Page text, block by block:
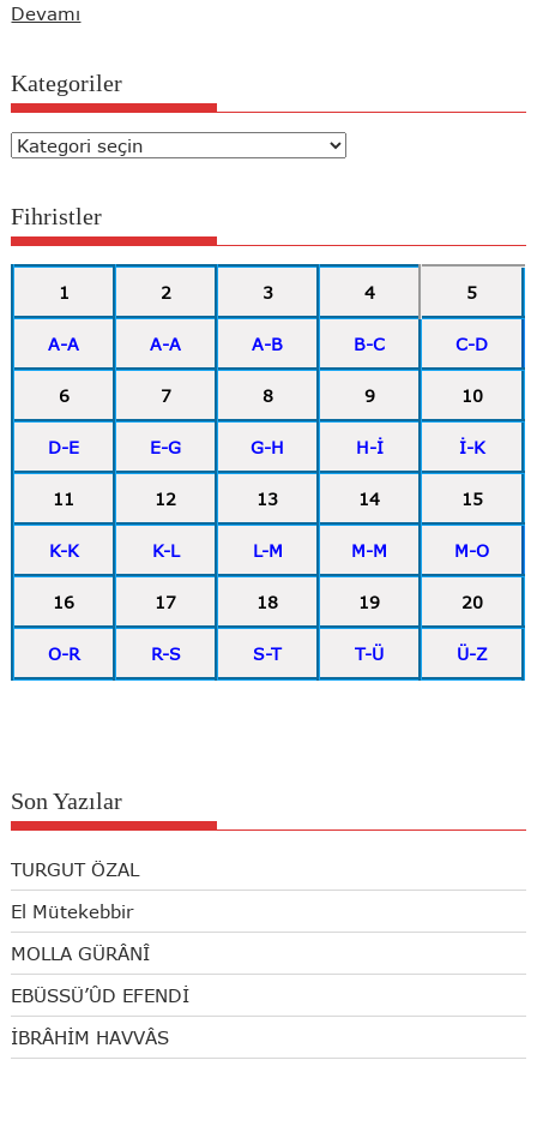
Devamı
Kategoriler
Kategoriler
Fihristler
1 2 3 4 5
A-A A-A A-B B-C C-D
6 7 8 9 10
D-E E-G G-H H-İ İ-K
11 12 13 14 15
K-K K-L L-M M-M M-O
16 17 18 19 20
O-R R-S S-T T-Ü Ü-Z
Son Yazılar
TURGUT ÖZAL
El Mütekebbir
MOLLA GÜRÂNÎ
EBÜSSÜ’ÛD EFENDİ
İBRÂHİM HAVVÂS